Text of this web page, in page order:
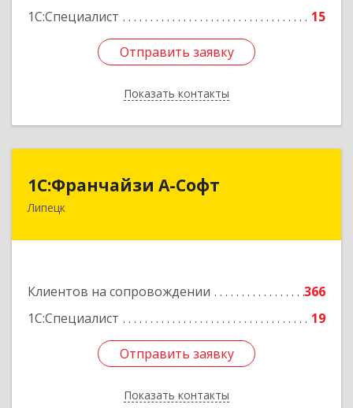
1С:Специалист
15
Отправить заявку
Показать контакты
Отправить заявку
Назад
1С:Франчайзи А-Софт
Липецк
Клиентов на сопровождении
366
1С:Специалист
19
Отправить заявку
Показать контакты
1С:Франчайзи А-Софт
398059, Липецкая обл, Липецк г, Фрунзе ул,
Отправить заявку
Назад